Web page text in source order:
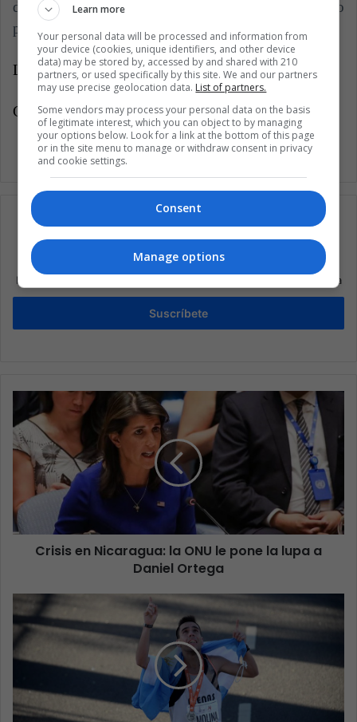
del The Best le sonríen, Modric será el gran favorito
para ese último premio anual.
LatinAmerican Post | Yeinson Fajardo Bohórquez
Copy edited by Diana Rojas Leal
Suscríbete a nuestra lista de correos
Mantente informado sobre lo que está pasando en Latinoamérica
Suscríbete
Crisis en Nicaragua: la ONU le pone la lupa a
Daniel Ortega
Learn more
Your personal data will be processed and information from
your device (cookies, unique identifiers, and other device
data) may be stored by, accessed by and shared with 210
partners, or used specifically by this site. We and our partners
may use precise geolocation data. List of partners.
Some vendors may process your personal data on the basis
of legitimate interest, which you can object to by managing
your options below. Look for a link at the bottom of this page
or in the site menu to manage or withdraw consent in privacy
and cookie settings.
Consent
Manage options